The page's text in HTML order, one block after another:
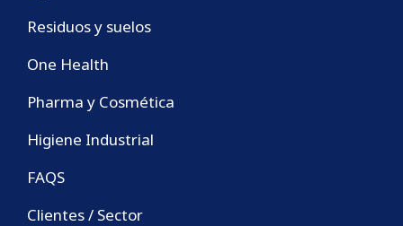
Residuos y suelos
One Health
Pharma y Cosmética
Higiene Industrial
FAQS
Clientes / Sector